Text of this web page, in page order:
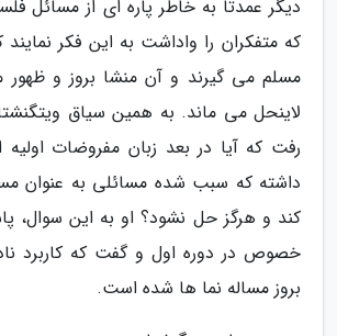
دیگر عمدتا به خاطر پاره ای از مسائل
که متفکران را واداشت به این فکر
مسلم می گیرند و آن منشا بروز و
لاینحل می ماند. به همین سیاق
رفت که آیا در بعد زبان مفروضات
داشته که سبب شده مسائلی به عنوان
کند و هرگز حل نشود؟ او به این سوال،
خصوص در دوره اول و گفت که کاربرد
بروز مساله نما ها شده است.